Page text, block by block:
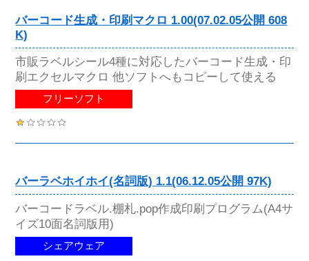
バーコード生成・印刷マクロ 1.00(07.02.05公開 608
K)
市販ラベルシール4種に対応したバーコード生成・印
刷エクセルマクロ 他ソフトへもコピーして使える
フリーソフト
バーラベホイホイ(名詞版) 1.1(06.12.05公開 97K)
バーコードラベル.棚札.pop作成印刷プログラム(A4サ
イズ10面名詞版用)
シェアウェア